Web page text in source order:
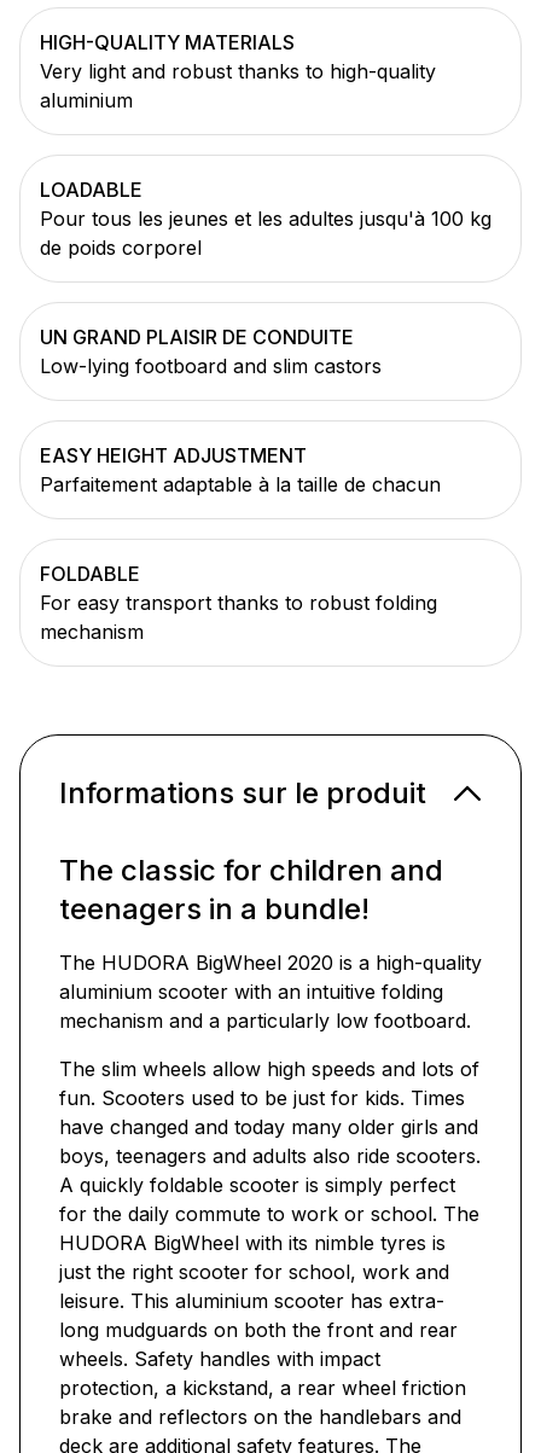
HIGH-QUALITY MATERIALS
Very light and robust thanks to high-quality
aluminium
LOADABLE
Pour tous les jeunes et les adultes jusqu'à 100 kg
de poids corporel
UN GRAND PLAISIR DE CONDUITE
Low-lying footboard and slim castors
EASY HEIGHT ADJUSTMENT
Parfaitement adaptable à la taille de chacun
FOLDABLE
For easy transport thanks to robust folding
mechanism
Informations sur le produit
The classic for children and
teenagers in a bundle!
The HUDORA BigWheel 2020 is a high-quality
aluminium scooter with an intuitive folding
mechanism and a particularly low footboard.
The slim wheels allow high speeds and lots of
fun. Scooters used to be just for kids. Times
have changed and today many older girls and
boys, teenagers and adults also ride scooters.
A quickly foldable scooter is simply perfect
for the daily commute to work or school. The
HUDORA BigWheel with its nimble tyres is
just the right scooter for school, work and
leisure. This aluminium scooter has extra-
long mudguards on both the front and rear
wheels. Safety handles with impact
protection, a kickstand, a rear wheel friction
brake and reflectors on the handlebars and
deck are additional safety features. The